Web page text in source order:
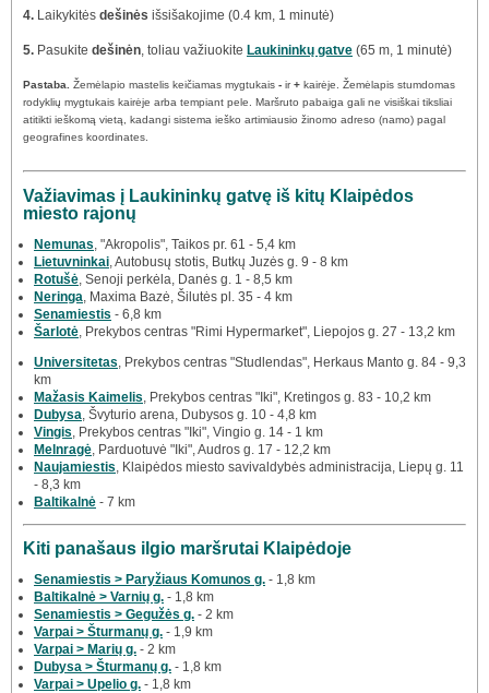
4. Laikykitės dešinės išsišakojime (0.4 km, 1 minutė)
5. Pasukite dešinėn, toliau važiuokite Laukininkų gatve (65 m, 1 minutė)
Pastaba. Žemėlapio mastelis keičiamas mygtukais - ir+ kairėje. Žemėlapis stumdomas
rodyklių mygtukais kairėje arba tempiant pele. Maršruto pabaiga gali ne visiškai tiksliai
atitikti ieškomą vietą, kadangi sistema ieško artimiausio žinomo adreso (namo) pagal
geografines koordinates.
Važiavimas į Laukininkų gatvę iš kitų Klaipėdos
miesto rajonų
Nemunas , "Akropolis", Taikos pr. 61 - 5,4 km
Lietuvninkai , Autobusų stotis, Butkų Juzės g. 9 - 8 km
Rotušė , Senoji perkėla, Danės g. 1 - 8,5 km
Neringa , Maxima Bazė, Šilutės pl. 35 - 4 km
Senamiestis - 6,8 km
Šarlotė , Prekybos centras "Rimi Hypermarket", Liepojos g. 27 - 13,2 km
Universitetas , Prekybos centras "Studlendas", Herkaus Manto g. 84 - 9,3
km
Mažasis Kaimelis , Prekybos centras "Iki", Kretingos g. 83 - 10,2 km
Dubysa , Švyturio arena, Dubysos g. 10 - 4,8 km
Vingis , Prekybos centras "Iki", Vingio g. 14 - 1 km
Melnragė , Parduotuvė "Iki", Audros g. 17 - 12,2 km
Naujamiestis , Klaipėdos miesto savivaldybės administracija, Liepų g. 11
- 8,3 km
Baltikalnė - 7 km
Kiti panašaus ilgio maršrutai Klaipėdoje
Senamiestis > Paryžiaus Komunos g. - 1,8 km
Baltikalnė > Varnių g. - 1,8 km
Senamiestis > Gegužės g. - 2 km
Varpai > Šturmanų g. - 1,9 km
Varpai > Marių g. - 2 km
Dubysa > Šturmanų g. - 1,8 km
Varpai > Upelio g. - 1,8 km